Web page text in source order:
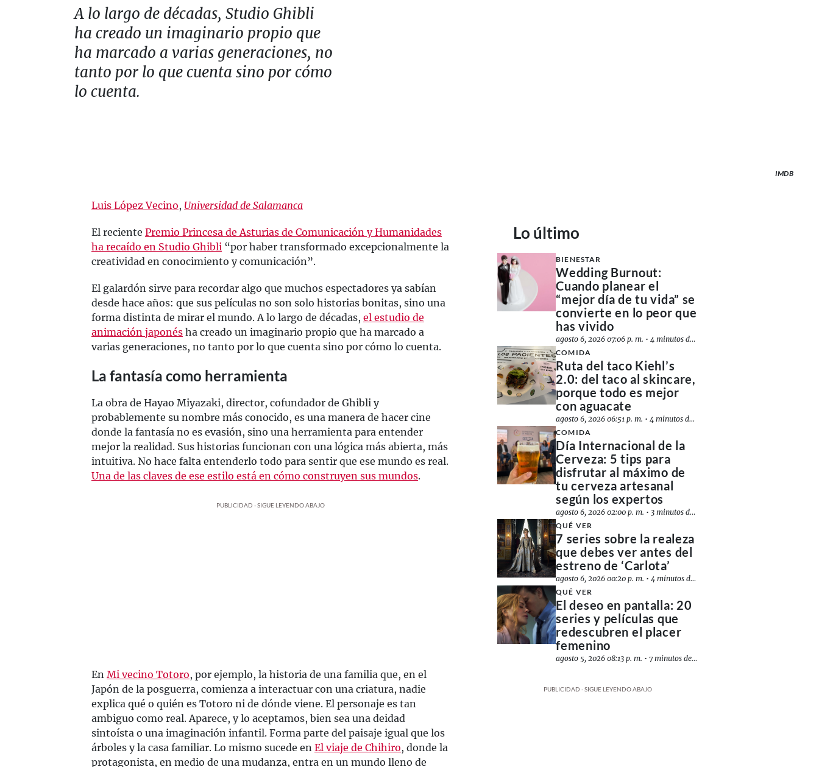
A lo largo de décadas, Studio Ghibli
ha creado un imaginario propio que
ha marcado a varias generaciones, no
tanto por lo que cuenta sino por cómo
lo cuenta.
IMDB
Luis López Vecino, Universidad de Salamanca
El reciente Premio Princesa de Asturias de Comunicación y Humanidades
ha recaído en Studio Ghibli “por haber transformado excepcionalmente la
creatividad en conocimiento y comunicación”.
El galardón sirve para recordar algo que muchos espectadores ya sabían
desde hace años: que sus películas no son solo historias bonitas, sino una
forma distinta de mirar el mundo. A lo largo de décadas, el estudio de
animación japonés ha creado un imaginario propio que ha marcado a
varias generaciones, no tanto por lo que cuenta sino por cómo lo cuenta.
La fantasía como herramienta
La obra de Hayao Miyazaki, director, cofundador de Ghibli y
probablemente su nombre más conocido, es una manera de hacer cine
donde la fantasía no es evasión, sino una herramienta para entender
mejor la realidad. Sus historias funcionan con una lógica más abierta, más
intuitiva. No hace falta entenderlo todo para sentir que ese mundo es real.
Una de las claves de ese estilo está en cómo construyen sus mundos.
PUBLICIDAD - SIGUE LEYENDO ABAJO
En Mi vecino Totoro, por ejemplo, la historia de una familia que, en el
Japón de la posguerra, comienza a interactuar con una criatura, nadie
explica qué o quién es Totoro ni de dónde viene. El personaje es tan
ambiguo como real. Aparece, y lo aceptamos, bien sea una deidad
sintoísta o una imaginación infantil. Forma parte del paisaje igual que los
árboles y la casa familiar. Lo mismo sucede en El viaje de Chihiro, donde la
protagonista, en medio de una mudanza, entra en un mundo lleno de
Lo último
BIENESTAR
Wedding Burnout:
Cuando planear el
“mejor día de tu vida” se
convierte en lo peor que
has vivido
agosto 6, 2026 07:06 p. m. •4 minutos de lectura
COMIDA
Ruta del taco Kiehl’s
2.0: del taco al skincare,
porque todo es mejor
con aguacate
agosto 6, 2026 06:51 p. m. •4 minutos de lectura
COMIDA
Día Internacional de la
Cerveza: 5 tips para
disfrutar al máximo de
tu cerveza artesanal
según los expertos
agosto 6, 2026 02:00 p. m. • 3 minutos de lectura
QUÉ VER
7 series sobre la realeza
que debes ver antes del
estreno de ‘Carlota’
agosto 6, 2026 00:20 p. m. •4 minutos de lectura
QUÉ VER
El deseo en pantalla: 20
series y películas que
redescubren el placer
femenino
agosto 5, 2026 08:13 p. m. •7 minutos de lectura
PUBLICIDAD - SIGUE LEYENDO ABAJO